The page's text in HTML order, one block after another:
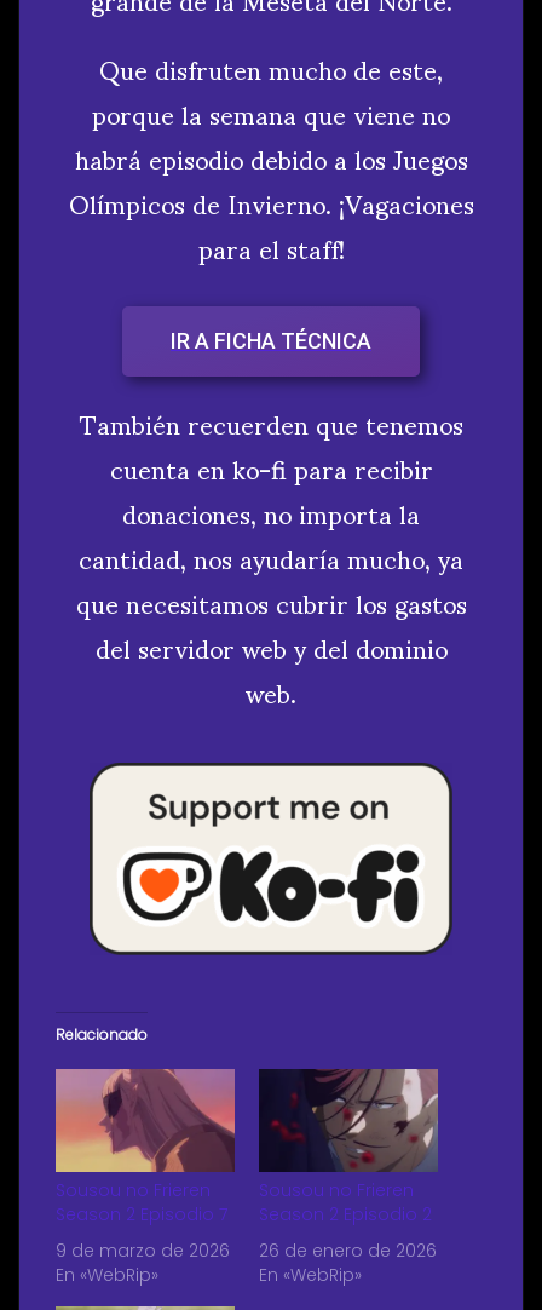
Que disfruten mucho de este,
porque la semana que viene no
habrá episodio debido a los Juegos
Olímpicos de Invierno. ¡Vagaciones
para el staff!
IR A FICHA TÉCNICA
También recuerden que tenemos
cuenta en ko-fi para recibir
donaciones, no importa la
cantidad, nos ayudaría mucho, ya
que necesitamos cubrir los gastos
del servidor web y del dominio
web.
Relacionado
Sousou no Frieren
Season 2 Episodio 7
9 de marzo de 2026
En «WebRip»
Sousou no Frieren
Season 2 Episodio 2
26 de enero de 2026
En «WebRip»